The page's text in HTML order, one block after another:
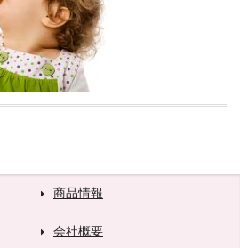
商品情報
会社概要